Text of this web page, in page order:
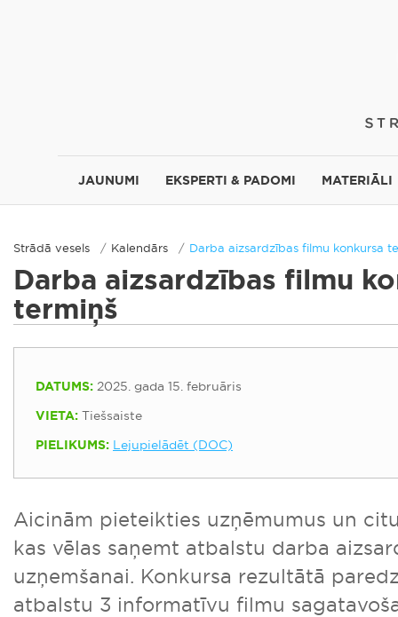
JAUNUMI EKSPERTI & PADOMI MATERIĀLI
Strādā vesels Kalendārs Darba aizsardzības filmu konkursa
Darba aizsardzības filmu
termiņš
DATUMS: 2025. gada 15. februāris
VIETA: Tiešsaiste
PIELIKUMS: Lejupielādēt (DOC)
Aicinām pieteikties uzņēmumus un
kas vēlas saņemt atbalstu darba
uzņemšanai. Konkursa rezultātā
atbalstu 3 informatīvu filmu